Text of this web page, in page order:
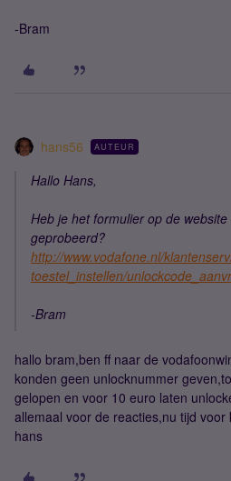
-Bram
hans56 AUTEUR
Hallo Hans,
Heb je het formulier op de
geprobeerd?
http://www.vodafone.nl/
toestel_instellen/
-Bram
hallo bram,ben ff naar de
konden geen unlocknummer
gelopen en voor 10 euro laten
allemaal voor de reacties,nu tijd voor
hans